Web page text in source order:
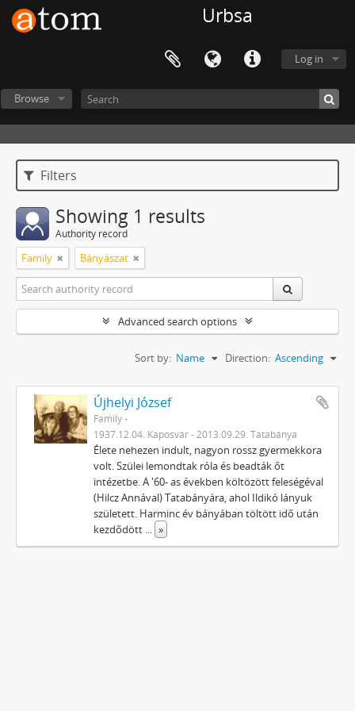
Urbsa
Log in
Browse
Filters
Showing 1 results
Authority record
Family Bányászat
Advanced search options
Sort by: Name Direction: Ascending
Újhelyi József
Family
1937.12.04. Kaposvár - 2013.09.29. Tatabánya
Élete nehezen indult, nagyon rossz gyermekkora
volt. Szülei lemondtak róla és beadták őt
intézetbe. A '60- as években költözött feleségéval
(Hilcz Annával) Tatabányára, ahol Ildikó lányuk
született. Harminc év bányában töltött idő után
kezdődött ... »